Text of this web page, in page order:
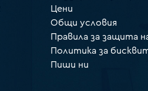
Цени
Общи условия
Правила за защита
Политика за
Пиши ни